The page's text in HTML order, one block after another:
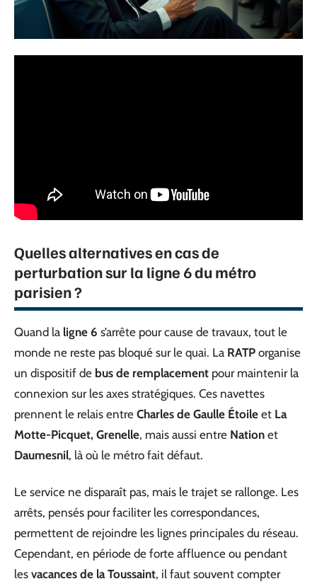
Quelles alternatives en cas de
perturbation sur la ligne 6 du métro
parisien ?
Quand la ligne 6 s’arrête pour cause de travaux, tout le
monde ne reste pas bloqué sur le quai. La RATP organise
un dispositif de bus de remplacement pour maintenir la
connexion sur les axes stratégiques. Ces navettes
prennent le relais entre Charles de Gaulle Étoile et La
Motte-Picquet, Grenelle, mais aussi entre Nation et
Daumesnil, là où le métro fait défaut.
Le service ne disparaît pas, mais le trajet se rallonge. Les
arrêts, pensés pour faciliter les correspondances,
permettent de rejoindre les lignes principales du réseau.
Cependant, en période de forte affluence ou pendant
les vacances de la Toussaint, il faut souvent compter